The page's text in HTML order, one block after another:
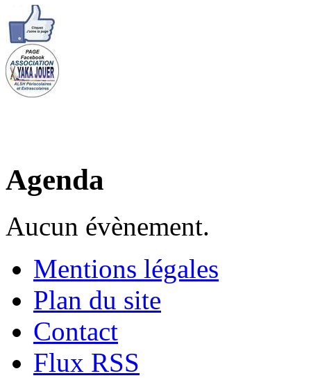
Agenda
Aucun évènement.
Mentions légales
Plan du site
Contact
Flux RSS